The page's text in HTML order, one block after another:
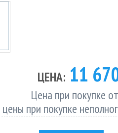
ЦЕНА: 11
Цена при покупке
цены при покупке